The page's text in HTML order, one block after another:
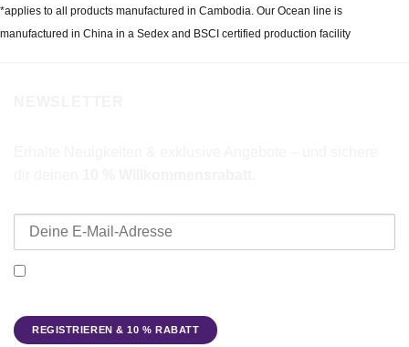
*applies to all products manufactured in Cambodia. Our Ocean line is
manufactured in China in a Sedex and BSCI certified production facility